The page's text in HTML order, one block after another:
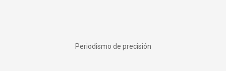
Periodismo de precisión